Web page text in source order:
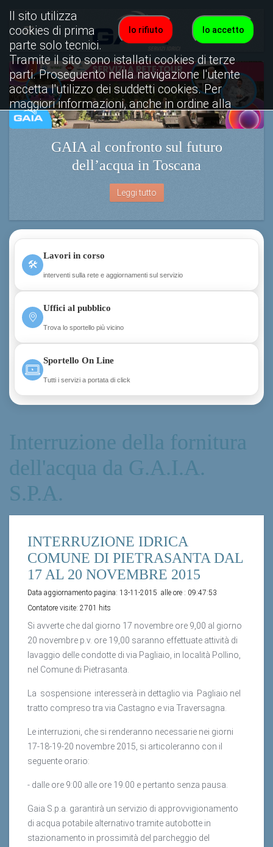
GAIA al confronto sul futuro
dell’acqua in Toscana
Leggi tutto
🛠
Lavori in corso
interventi sulla rete e aggiornamenti sul servizio
Uffici al pubblico
Trova lo sportello più vicino
Sportello On Line
Tutti i servizi a portata di click
Interruzione della fornitura
dell'acqua da G.A.I.A.
S.P.A.
INTERRUZIONE IDRICA
COMUNE DI PIETRASANTA DAL
17 AL 20 NOVEMBRE 2015
Data aggiornamento pagina: 13-11-2015 alle ore : 09:47:53
Contatore visite: 2701 hits
Si avverte che dal giorno 17 novembre ore 9,00 al giorno
20 novembre p.v. ore 19,00 saranno effettuate attività di
lavaggio delle condotte di via Pagliaio, in località Pollino,
nel Comune di Pietrasanta.
La sospensione interesserà in dettaglio via Pagliaio nel
tratto compreso tra via Castagno e via Traversagna.
Le interruzioni, che si renderanno necessarie nei giorni
17-18-19-20 novembre 2015, si articoleranno con il
seguente orario:
- dalle ore 9:00 alle ore 19:00 e pertanto senza pausa.
Gaia S.p.a. garantirà un servizio di approvvigionamento
di acqua potabile alternativo tramite autobotte in
stazionamento in prossimità del parcheggio del
Io accetto
Io rifiuto
Il sito utilizza
cookies di prima
parte solo tecnici.
Tramite il sito sono istallati cookies di terze
parti. Proseguento nella navigazione l'utente
accetta l'utilizzo dei suddetti cookies. Per
maggiori informazioni, anche in ordine alla
disattivazione, è possibile consultare
l'informativa cookies completa.
Visualizza informativa completa.